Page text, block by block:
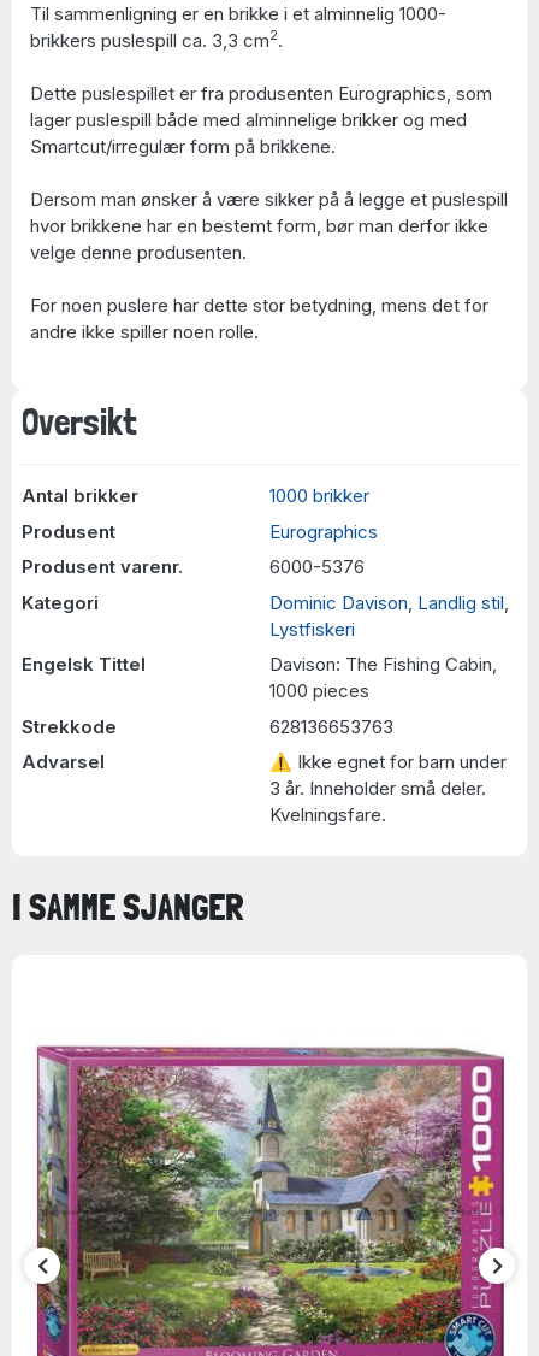
Oversikt
Antal brikker
1000 brikker
Produsent
Eurographics
Produsent varenr.
6000-5376
Kategori
Dominic Davison Landlig stil
Lystfiskeri
Engelsk Tittel
Davison: The Fishing Cabin,
1000 pieces
Strekkode
628136653763
Advarsel
⚠ Ikke egnet for barn under
3 år. Inneholder små deler.
Kvelningsfare.
Til sammenligning er en brikke i et alminnelig 1000-
brikkers puslespill ca. 3,3 cm2.
Dette puslespillet er fra produsenten Eurographics, som
lager puslespill både med alminnelige brikker og med
Smartcut/irregulær form på brikkene.
Dersom man ønsker å være sikker på å legge et puslespill
hvor brikkene har en bestemt form, bør man derfor ikke
velge denne produsenten.
For noen puslere har dette stor betydning, mens det for
andre ikke spiller noen rolle.
I SAMME SJANGER